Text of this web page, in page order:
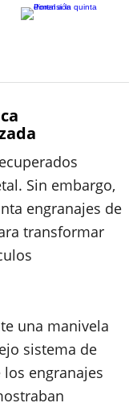
Sin embargo,
engranajes de
transformar
una manivela
sistema de
engranajes